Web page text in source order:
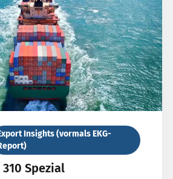
Insights (vormals EKG-
Spezial